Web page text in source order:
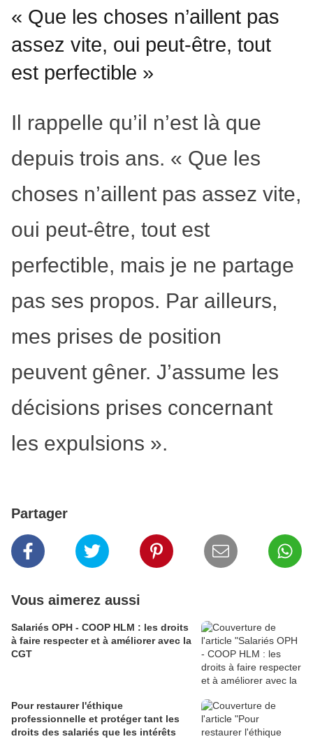
« Que les choses n’aillent pas
assez vite, oui peut-être, tout
est perfectible »
Il rappelle qu’il n’est là que
depuis trois ans. « Que les
choses n’aillent pas assez vite,
oui peut-être, tout est
perfectible, mais je ne partage
pas ses propos. Par ailleurs,
mes prises de position
peuvent gêner. J’assume les
décisions prises concernant
les expulsions ».
Partager
Vous aimerez aussi
Salariés OPH - COOP HLM : les droits
à faire respecter et à améliorer avec la
CGT
Pour restaurer l'éthique
professionnelle et protéger tant les
droits des salariés que les intérêts